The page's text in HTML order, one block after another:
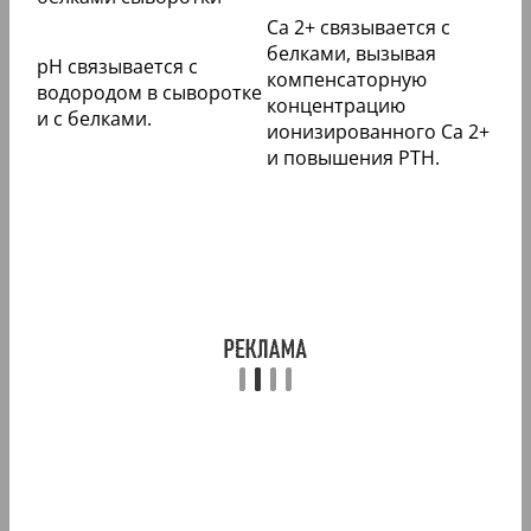
pH связывается с
водородом в сыворотке
и с белками.
Ca 2+ связывается с
белками, вызывая
компенсаторную
концентрацию
ионизированного Ca 2+
и повышения PTH.